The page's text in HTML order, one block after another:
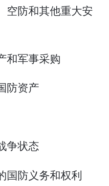
防和其他重大安
军事采购
防资产
争状态
防义务和权利